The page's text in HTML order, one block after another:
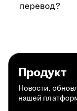
перевод?
Продукт
Новости,
нашей